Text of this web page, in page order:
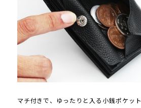
マチ付きで、ゆったりと入る小銭ポケット